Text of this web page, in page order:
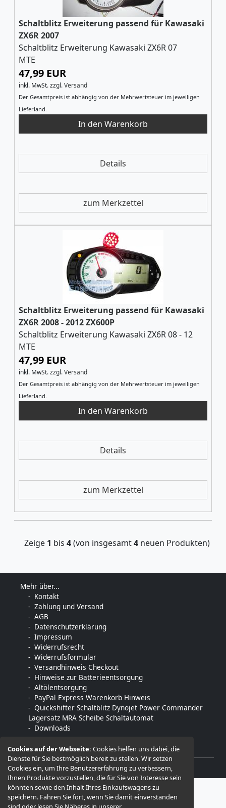
Cookies auf der Webseite:Cookies helfen uns dabei, die
Dienste für Sie bestmöglich bereit zu stellen. Wir setzen
Cookies ein, um Ihre Benutzererfahrung zu verbessern,
Ihnen Produkte vorzustellen, die für Sie von Interesse sein
könnten sowie den Inhalt Ihres Einkaufswagens zu
speichern. Fahren Sie fort, wenn Sie damit einverstanden
Schaltblitz Erweiterung passend für Kawasaki
ZX6R 2007
Schaltblitz Erweiterung Kawasaki ZX6R 07
MTE
47,99 EUR
inkl. MwSt.zzgl.Versand
Der Gesamtpreis ist abhängig von der Mehrwertsteuer im jeweiligen
Lieferland.
Details
zum Merkzettel
Schaltblitz Erweiterung passend für Kawasaki
ZX6R 2008 - 2012 ZX600P
Schaltblitz Erweiterung Kawasaki ZX6R 08 - 12
MTE
47,99 EUR
inkl. MwSt.zzgl.Versand
Der Gesamtpreis ist abhängig von der Mehrwertsteuer im jeweiligen
Lieferland.
Details
zum Merkzettel
Zeige 1 bis 4(von insgesamt4 neuen Produkten)
Mehr über...
Kontakt
Zahlung und Versand
AGB
Datenschutzerklärung
Impressum
Widerrufsrecht
Widerrufsformular
Versandhinweis Checkout
Hinweise zur Batterieentsorgung
Altölentsorgung
PayPal Express Warenkorb Hinweis
Quickshifter Schaltblitz Dynojet Power Commander
Lagersatz MRA Scheibe Schaltautomat
Downloads
© 2026 -MTE motorradtechnik-engelmann